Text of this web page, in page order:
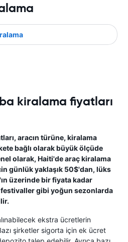
kiralama fiyatları
aracın türüne, kiralama
bağlı olarak büyük ölçüde
olarak, Haiti'de araç kiralama
günlük yaklaşık 50$'dan, lüks
üzerinde bir fiyata kadar
gibi yoğun sezonlarda
ekstra ücretlerin
şirketler sigorta için ek ücret